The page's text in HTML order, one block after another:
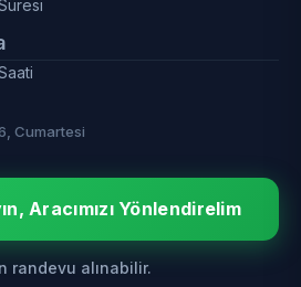
Cumartesi
Aracımızı Yönlendirelim
randevu alınabilir.